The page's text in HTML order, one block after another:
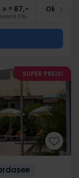
p. P.87,-
174,-
Okt
SUPER PREIS!